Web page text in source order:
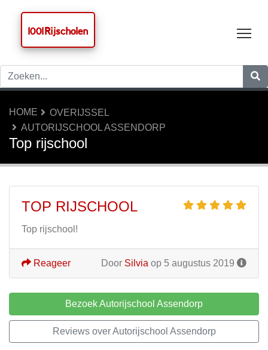
1001 Rijscholen
HOME
OVERIJSSEL
AUTORIJSCHOOL ASSENDORP
Top rijschool
TOP RIJSCHOOL
Top rijschool!
Door Silvia op 5 augustus 2019
Reageer
Bezoek Autorijschool Assendorp
Reviews over Autorijschool Assendorp